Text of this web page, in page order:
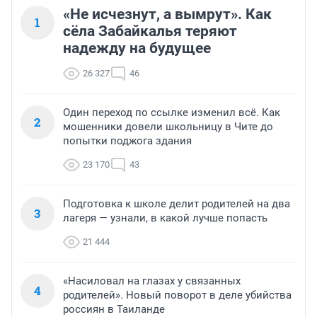
1
«Не исчезнут, а вымрут». Как
сёла Забайкалья теряют
надежду на будущее
26 327 46
2
Один переход по ссылке изменил всё. Как
мошенники довели школьницу в Чите до
попытки поджога здания
23 170 43
3
Подготовка к школе делит родителей на два
лагеря — узнали, в какой лучше попасть
21 444
4
«Насиловал на глазах у связанных
родителей». Новый поворот в деле убийства
россиян в Таиланде